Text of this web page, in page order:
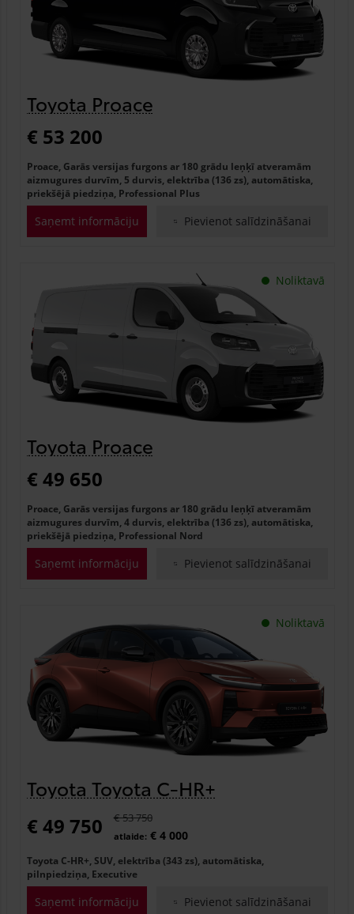
Toyota Proace
€ 53 200
Proace, Garās versijas furgons ar 180 grādu leņķī atveramām
aizmugures durvīm, 5 durvis, elektrība (136 zs), automātiska,
priekšējā piedziņa, Professional Plus
Saņemt informāciju Pievienot salīdzināšanai
Noliktavā
Toyota Proace
€ 49 650
Proace, Garās versijas furgons ar 180 grādu leņķī atveramām
aizmugures durvīm, 4 durvis, elektrība (136 zs), automātiska,
priekšējā piedziņa, Professional Nord
Saņemt informāciju Pievienot salīdzināšanai
Noliktavā
Toyota Toyota C-HR+
€ 49 750 € 53 750
atlaide: € 4 000
Toyota C-HR+, SUV, elektrība (343 zs), automātiska,
pilnpiedziņa, Executive
Saņemt informāciju Pievienot salīdzināšanai